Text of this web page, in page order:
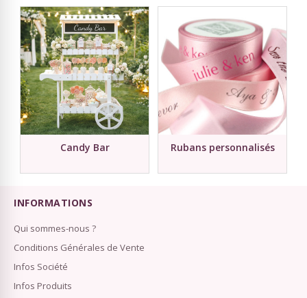
Candy Bar Rubans personnalisés
INFORMATIONS
Qui sommes-nous ?
Conditions Générales de Vente
Infos Société
Infos Produits